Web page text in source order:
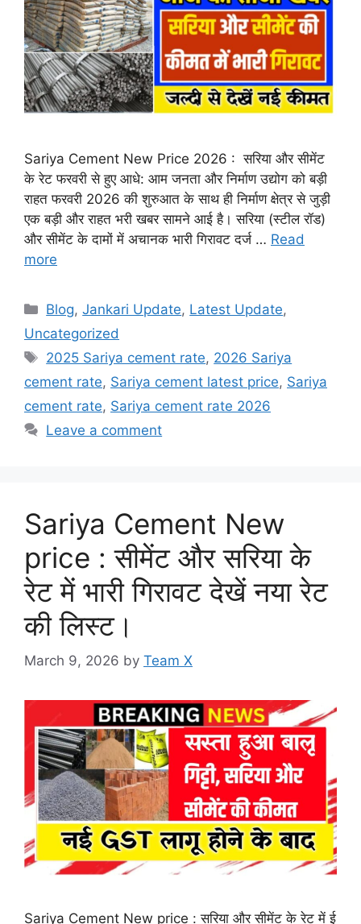
Sariya Cement New Price 2026 : सरिया और सीमेंट
के रेट फरवरी से हुए आधे: आम जनता और निर्माण उद्योग को बड़ी
राहत फरवरी 2026 की शुरुआत के साथ ही निर्माण क्षेत्र से जुड़ी
एक बड़ी और राहत भरी खबर सामने आई है। सरिया (स्टील रॉड)
और सीमेंट के दामों में अचानक भारी गिरावट दर्ज … Read
more
Categories
Blog,Jankari Update, Latest Update,
Uncategorized
Tags
2025 Sariya cement rate, 2026 Sariya
cement rate, Sariya cement latest price, Sariya
cement rate, Sariya cement rate 2026
Leave a comment
Sariya Cement New
price : सीमेंट और सरिया के
रेट में भारी गिरावट देखें नया रेट
की लिस्ट।
March 9, 2026 by Team X
Sariya Cement New price : सरिया और सीमेंट के रेट में ई